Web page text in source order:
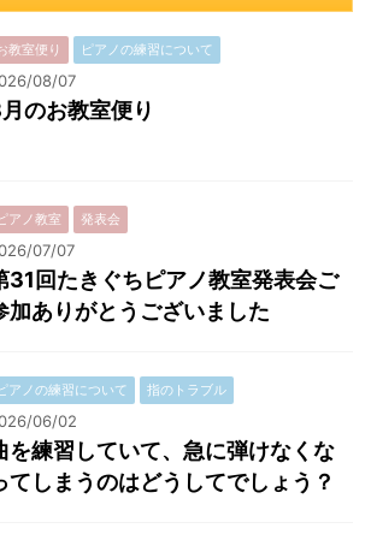
教室便り ピアノの練習について
08/07
のお教室便り
アノ教室 発表会
07/07
31回たきぐちピアノ教室発表会ご
加ありがとうございました
アノの練習について 指のトラブル
06/02
を練習していて、急に弾けなくな
てしまうのはどうしてでしょう？